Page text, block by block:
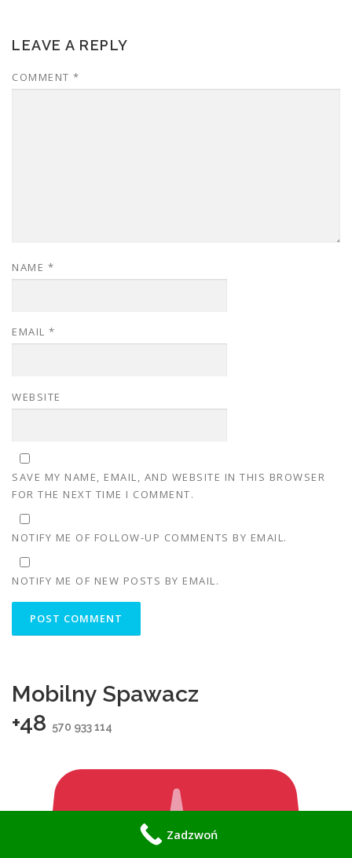
LEAVE A REPLY
COMMENT *
NAME *
EMAIL *
WEBSITE
SAVE MY NAME, EMAIL, AND WEBSITE IN THIS BROWSER
FOR THE NEXT TIME I COMMENT.
NOTIFY ME OF FOLLOW-UP COMMENTS BY EMAIL.
NOTIFY ME OF NEW POSTS BY EMAIL.
Mobilny Spawacz
+48 570 933 114
Zadzwoń